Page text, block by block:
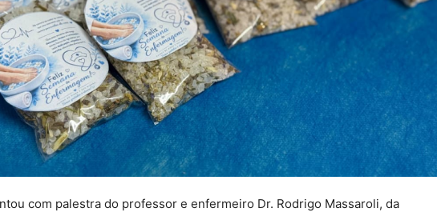
com palestra do professor e enfermeiro Dr. Rodrigo Massaroli, da